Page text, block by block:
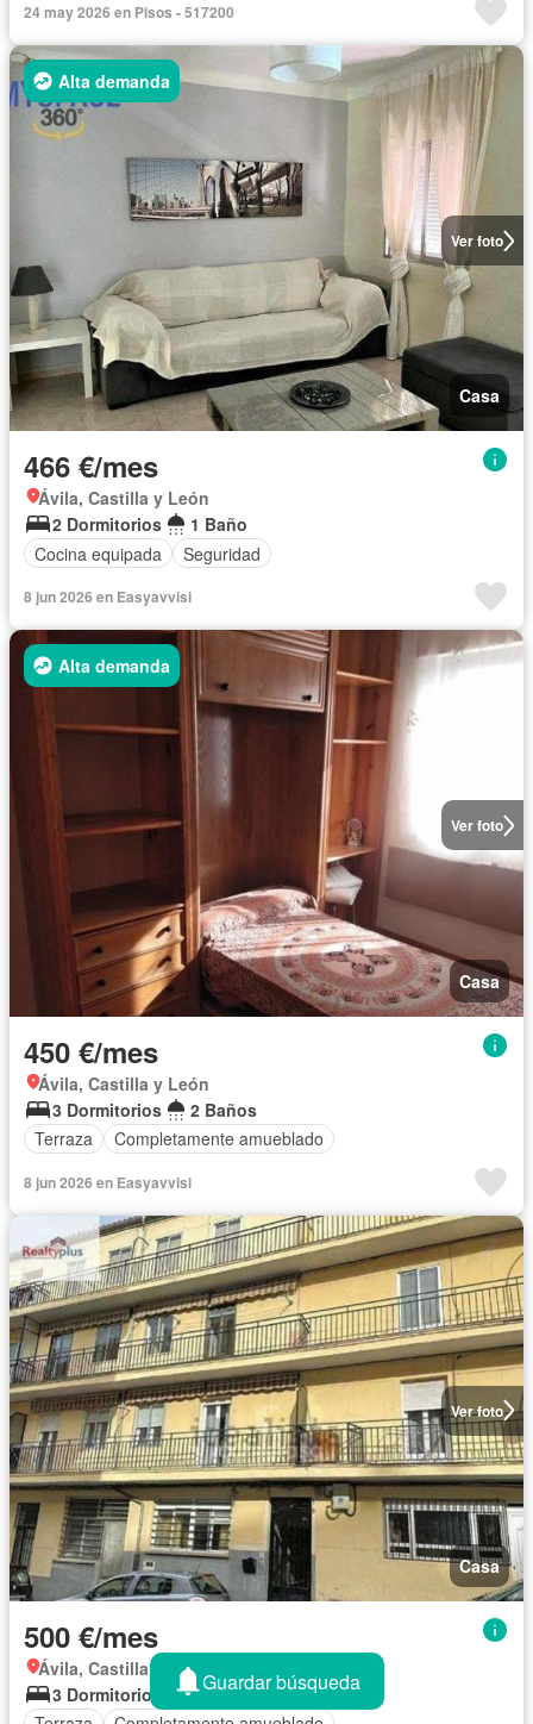
24 may 2026 en Pisos - 517200
Ver foto
Alta demanda
Casa
466 €/mes
Ávila, Castilla y León
2 Dormitorios
1 Baño
Cocina equipada
Seguridad
8 jun 2026 en Easyavvisi
Ver foto
Alta demanda
Casa
450 €/mes
Ávila, Castilla y León
3 Dormitorios
2 Baños
Terraza
Completamente amueblado
8 jun 2026 en Easyavvisi
Ver foto
Casa
500 €/mes
Ávila, Castilla y León
3 Dormitorios
1 Baño
Guardar búsqueda